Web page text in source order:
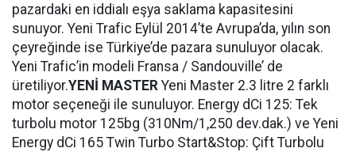
pazardaki en iddialı eşya saklama kapasitesini
sunuyor. Yeni Trafic Eylül 2014’te Avrupa’da, yılın son
çeyreğinde ise Türkiye’de pazara sunuluyor olacak.
Yeni Trafic’in modeli Fransa / Sandouville’ de
üretiliyor.YENİ MASTER Yeni Master 2.3 litre 2 farklı
motor seçeneği ile sunuluyor. Energy dCi 125: Tek
turbolu motor 125bg (310Nm/1,250 dev.dak.) ve Yeni
Energy dCi 165 Twin Turbo Start&Stop: Çift Turbolu